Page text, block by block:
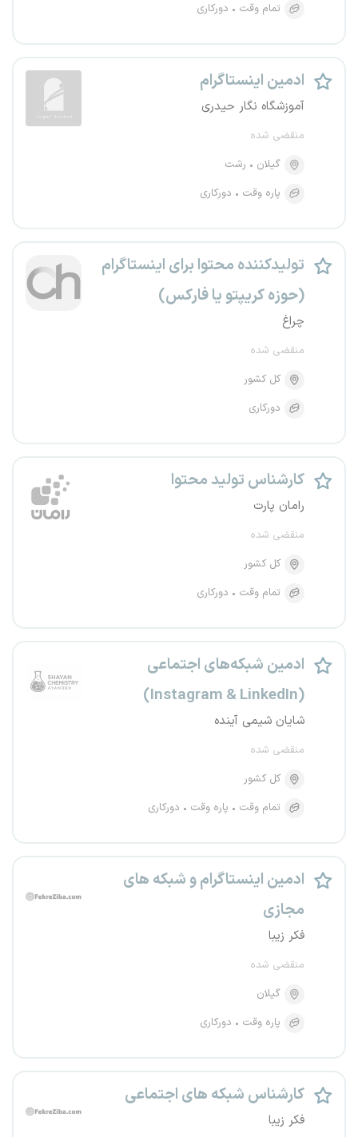
تمام وقت
دورکاری
ادمین اینستاگرام
آموزشگاه نگار حیدری
منقضی شده
گیلان
رشت
پاره وقت
دورکاری
تولیدکننده محتوا برای اینستاگرام
(حوزه کریپتو یا فارکس)
چراغ
منقضی شده
کل کشور
دورکاری
کارشناس تولید محتوا
رامان پارت
منقضی شده
کل کشور
تمام وقت
دورکاری
ادمین شبکه‌های اجتماعی
(Instagram & LinkedIn)
شایان شیمی آینده
منقضی شده
کل کشور
تمام وقت
پاره وقت دورکاری
ادمین اینستاگرام و شبکه های
مجازی
فکر زیبا
منقضی شده
گیلان
پاره وقت
دورکاری
کارشناس شبکه های اجتماعی
فکر زیبا